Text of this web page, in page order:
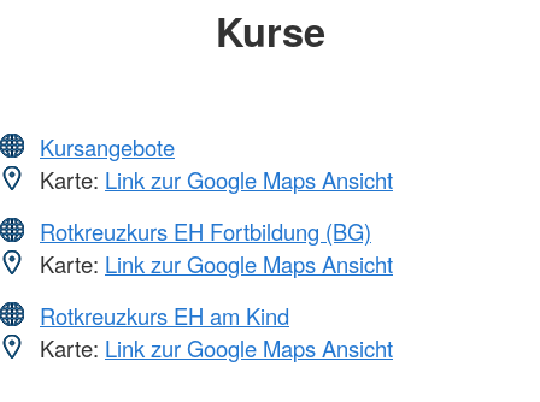
Kurse
Kursangebote
Karte: Link zur Google Maps Ansicht
Rotkreuzkurs EH Fortbildung (BG)
Karte: Link zur Google Maps Ansicht
Rotkreuzkurs EH am Kind
Karte: Link zur Google Maps Ansicht